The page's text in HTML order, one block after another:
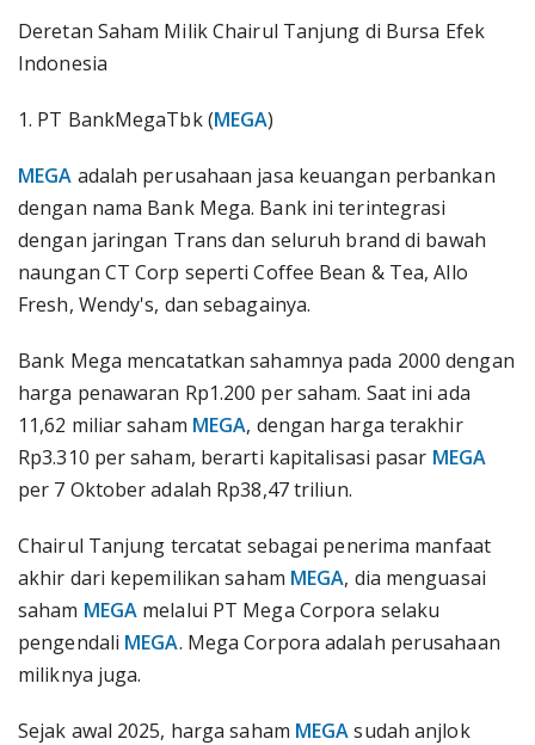
Deretan Saham Milik Chairul Tanjung di Bursa Efek
Indonesia
1. PT BankMegaTbk (MEGA)
MEGA adalah perusahaan jasa keuangan perbankan
dengan nama Bank Mega. Bank ini terintegrasi
dengan jaringan Trans dan seluruh brand di bawah
naungan CT Corp seperti Coffee Bean & Tea, Allo
Fresh, Wendy's, dan sebagainya.
Bank Mega mencatatkan sahamnya pada 2000 dengan
harga penawaran Rp1.200 per saham. Saat ini ada
11,62 miliar saham MEGA, dengan harga terakhir
Rp3.310 per saham, berarti kapitalisasi pasar MEGA
per 7 Oktober adalah Rp38,47 triliun.
Chairul Tanjung tercatat sebagai penerima manfaat
akhir dari kepemilikan saham MEGA, dia menguasai
saham MEGA melalui PT Mega Corpora selaku
pengendali MEGA. Mega Corpora adalah perusahaan
miliknya juga.
Sejak awal 2025, harga saham MEGAsudah anjlok